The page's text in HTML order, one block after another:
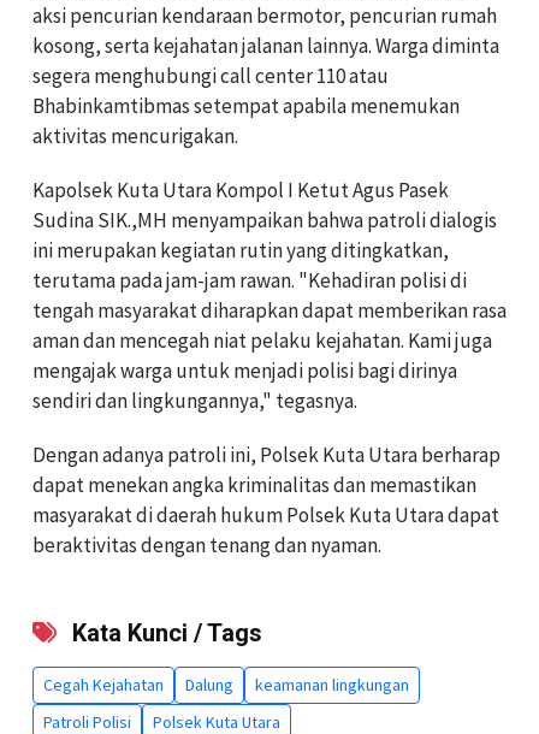
aksi pencurian kendaraan bermotor, pencurian rumah
kosong, serta kejahatan jalanan lainnya. Warga diminta
segera menghubungi call center 110 atau
Bhabinkamtibmas setempat apabila menemukan
aktivitas mencurigakan.
Kapolsek Kuta Utara Kompol I Ketut Agus Pasek
Sudina SIK.,MH menyampaikan bahwa patroli dialogis
ini merupakan kegiatan rutin yang ditingkatkan,
terutama pada jam-jam rawan. "Kehadiran polisi di
tengah masyarakat diharapkan dapat memberikan rasa
aman dan mencegah niat pelaku kejahatan. Kami juga
mengajak warga untuk menjadi polisi bagi dirinya
sendiri dan lingkungannya," tegasnya.
Dengan adanya patroli ini, Polsek Kuta Utara berharap
dapat menekan angka kriminalitas dan memastikan
masyarakat di daerah hukum Polsek Kuta Utara dapat
beraktivitas dengan tenang dan nyaman.
Kata Kunci / Tags
Cegah Kejahatan Dalung
keamanan lingkungan
Patroli Polisi
Polsek Kuta Utara